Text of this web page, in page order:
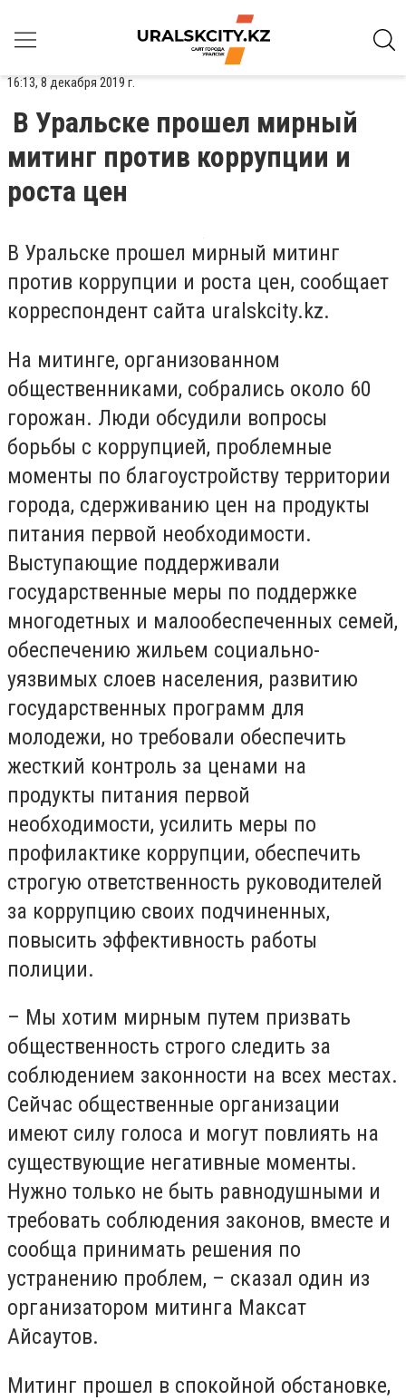
16:13, 8 декабря 2019 г.
В Уральске прошел мирный
митинг против коррупции и
роста цен
В Уральске прошел мирный митинг
против коррупции и роста цен, сообщает
корреспондент сайта uralskcity.kz.
На митинге, организованном
общественниками, собрались около 60
горожан. Люди обсудили вопросы
борьбы с коррупцией, проблемные
моменты по благоустройству территории
города, сдерживанию цен на продукты
питания первой необходимости.
Выступающие поддерживали
государственные меры по поддержке
многодетных и малообеспеченных семей,
обеспечению жильем социально-
уязвимых слоев населения, развитию
государственных программ для
молодежи, но требовали обеспечить
жесткий контроль за ценами на
продукты питания первой
необходимости, усилить меры по
профилактике коррупции, обеспечить
строгую ответственность руководителей
за коррупцию своих подчиненных,
повысить эффективность работы
полиции.
– Мы хотим мирным путем призвать
общественность строго следить за
соблюдением законности на всех местах.
Сейчас общественные организации
имеют силу голоса и могут повлиять на
существующие негативные моменты.
Нужно только не быть равнодушными и
требовать соблюдения законов, вместе и
сообща принимать решения по
устранению проблем, – сказал один из
организатором митинга Максат
Айсаутов.
Митинг прошел в спокойной обстановке,